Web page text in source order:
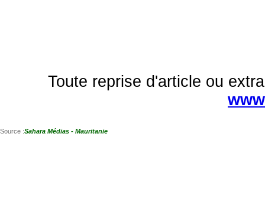
Toute reprise d'article ou
Source :Sahara Médias - Mauritanie